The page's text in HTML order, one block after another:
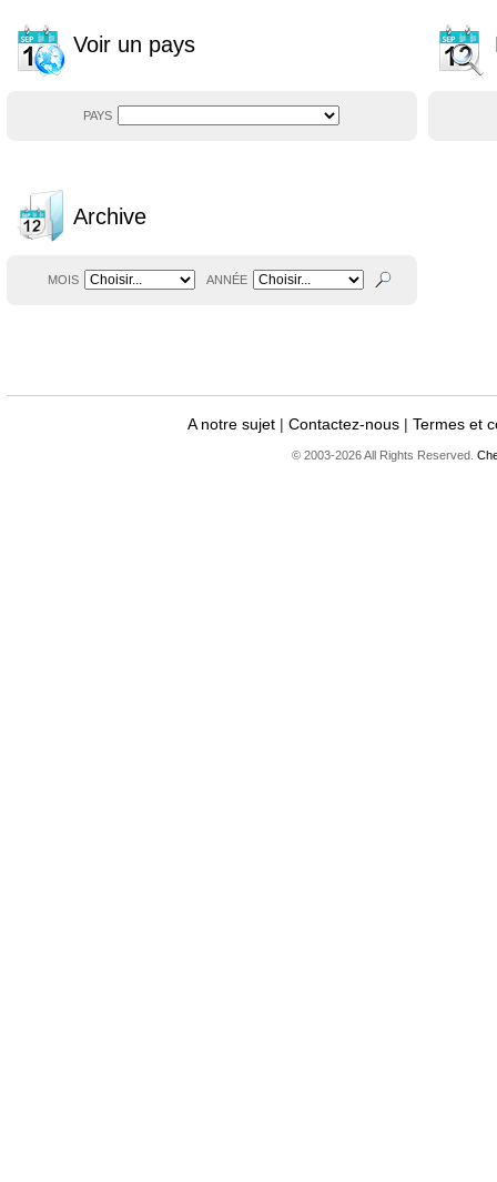
Voir un pays
PAYS
Archive
MOIS ANNÉE
A notre sujet |Contactez-nous |Termes et
© 2003-2026 All Rights Reserved.